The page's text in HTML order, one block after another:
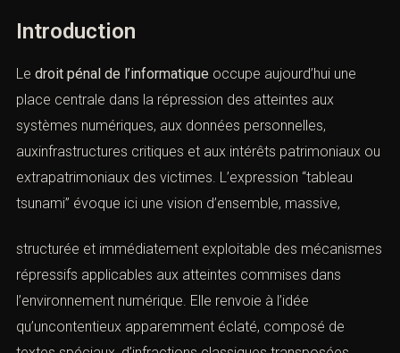
Le droit pénal de l’informatique
occupe aujourd’hui une
place centrale dans la répression des atteintes aux
systèmes numériques, aux données personnelles,
auxinfrastructures critiques et aux intérêts patrimoniaux
ou extrapatrimoniaux des victimes. L’expression
massive,
structurée et immédiatement exploitable des
mécanismes répressifs applicables aux atteintes
commises dans l’environnement numérique. Elle renvoie